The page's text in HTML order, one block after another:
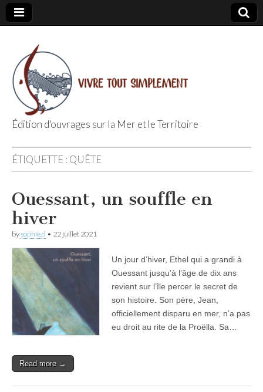
Editions Vivre
Tout
Simplement
Édition d'ouvrages sur la Mer et le Territoire
ÉTIQUETTE : QUÊTE
Ouessant, un souffle en
hiver
bysophie.d • 22 juillet 2021
Un jour d’hiver, Ethel qui a grandi à
Ouessant jusqu’à l’âge de dix ans
revient sur l’île percer le secret de
son histoire. Son père, Jean,
officiellement disparu en mer, n’a pas
eu droit au rite de la Proëlla. Sa…
Read more →